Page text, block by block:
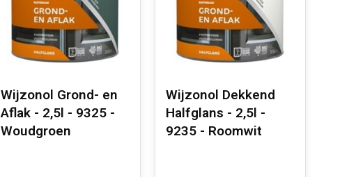
Wijzonol Grond- en
Aflak - 2,5l - 9325 -
Woudgroen
Wijzonol Dekkend
Halfglans - 2,5l -
9235 - Roomwit